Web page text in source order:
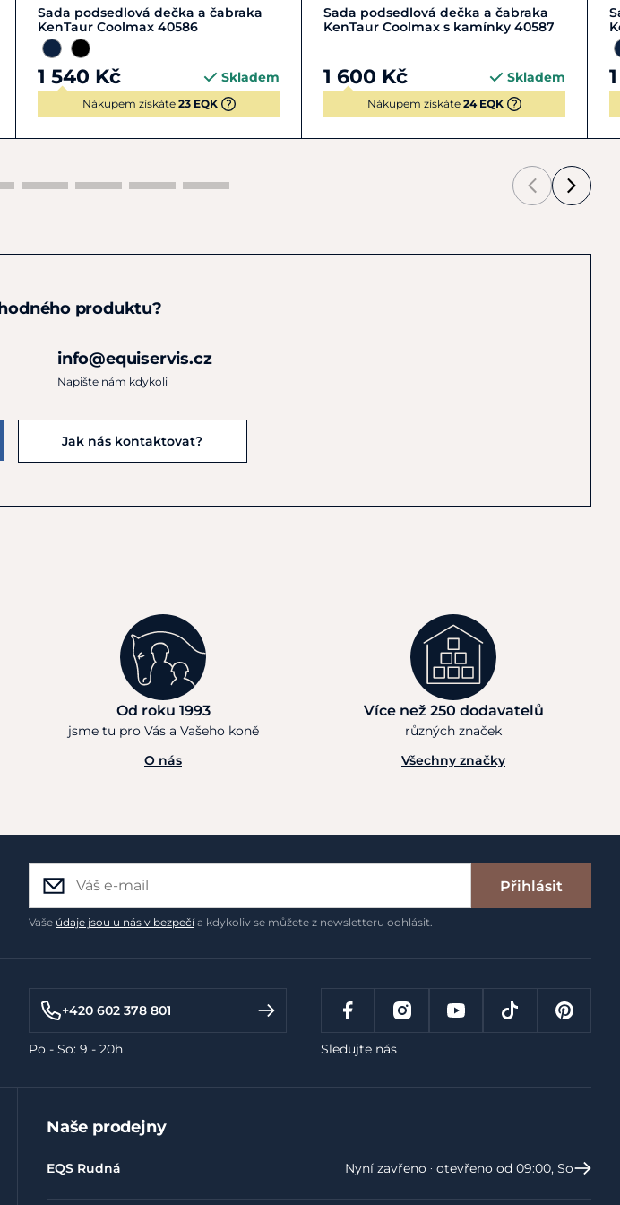
FULL | L VS
Sada podsedlová dečka a čabraka
KenTaur Coolmax 40586
1 540 Kč Skladem
Nákupem získáte 23 EQK
Zobrazit detail
Sada podsedlová dečka a čabraka
KenTaur Coolmax s kamínky 40587
1 600 Kč Skladem
Nákupem získáte 24 EQK
produktu?
info@equiservis.cz
Napište nám kdykoli
Jak nás kontaktovat?
Od roku 1993
jsme tu pro Vás a Vašeho koně
O nás
Více než 250 dodavatelů
různých značek
Všechny značky
Přihlásit
Vaše údaje jsou u nás v bezpečía kdykoliv se můžete z newsletteru odhlásit.
+420 602 378 801
Po - So: 9 - 20h Sledujte nás
Naše prodejny
EQS Rudná Nyní zavřeno ‧ otevřeno od 09:00, So